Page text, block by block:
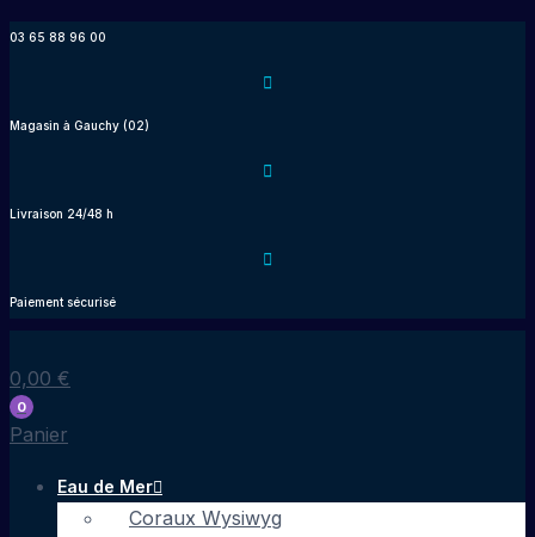
03 65 88 96 00
Magasin à Gauchy (02)
Livraison 24/48 h
Paiement sécurisé
0,00 €
0
Panier
Eau de Mer
Coraux Wysiwyg